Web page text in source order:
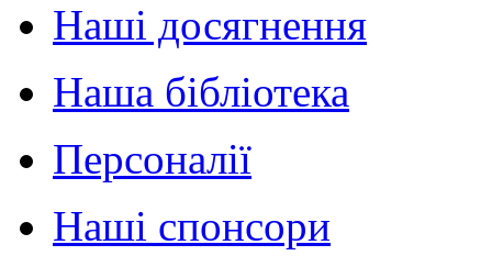
Наші досягнення
Наша бібліотека
Персоналії
Наші спонсори